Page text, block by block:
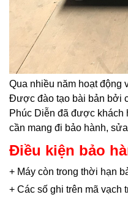
Qua nhiều năm hoạt động
Được đào tạo bài bản bởi
Phúc Diễn đã được khách
cần mang đi bảo hành,
Điều kiện bảo
+ Máy còn trong thời hạn
+ Các số ghi trên mã vạch